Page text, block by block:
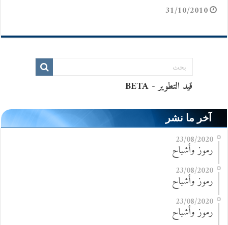
31/10/2010
آخر ما نشر
23/08/2020
رموز وأشباح
23/08/2020
رموز وأشباح
23/08/2020
رموز وأشباح